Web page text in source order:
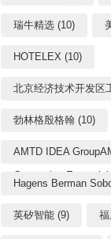
瑞牛精选 (10)
HOTELEX (10)
北京经济技术开发区
勃林格殷格翰 (10)
AMTD IDEA
Generation
Hagens Berman
英矽智能 (9)